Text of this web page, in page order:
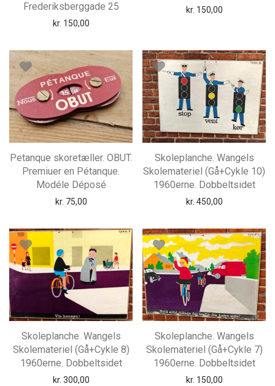
Frederiksberggade 25
kr. 150,00
kr. 150,00
Petanque skoretæller. OBUT.
Premiuer en Pétanque.
Modéle Déposé
kr. 75,00
Skoleplanche. Wangels
Skolemateriel (Gå+Cykle 10)
1960erne. Dobbeltsidet
kr. 450,00
Skoleplanche. Wangels
Skolemateriel (Gå+Cykle 8)
1960erne. Dobbeltsidet
kr. 300,00
Skoleplanche. Wangels
Skolemateriel (Gå+Cykle 7)
1960erne. Dobbeltsidet
kr. 150,00